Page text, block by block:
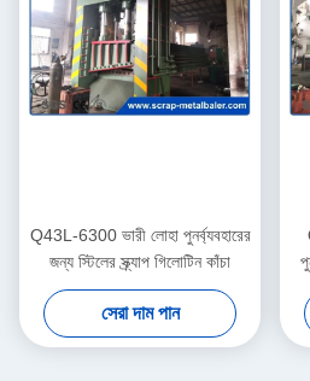
Q43L-6300 ভারী লোহা পুনর্ব্যবহারের
জন্য স্টিলের স্ক্র্যাপ গিলোটিন কাঁচা
সেরা দাম পান